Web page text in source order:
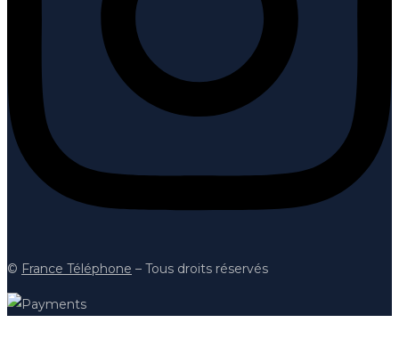
© France Téléphone – Tous droits réservés